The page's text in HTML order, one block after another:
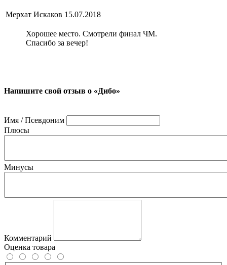
Мерхат Искаков 15.07.2018
Хорошее место. Смотрели финал ЧМ.
Спасибо за вечер!
Напишите свой отзыв о «Дибо»
Имя / Псевдоним
Плюсы
Минусы
Комментарий
Оценка товара